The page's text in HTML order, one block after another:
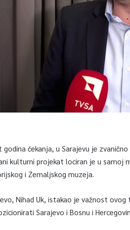
godina čekanja, u Sarajevu je
kulturni projekat lociran je u samoj
i Zemaljskog muzeja.
Nihad Uk, istakao je važnost
Sarajevo i Bosnu i